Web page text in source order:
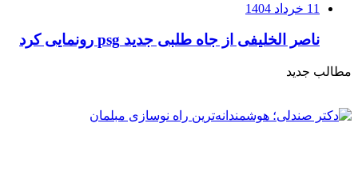
11 خرداد 1404
ناصر الخلیفی از جاه طلبی جدید psg رونمایی کرد
مطالب جدید